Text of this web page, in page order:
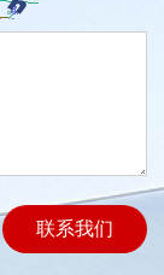
联系我们